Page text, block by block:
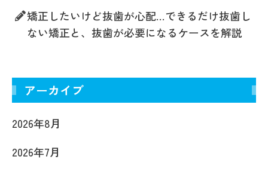
矯正したいけど抜歯が心配…できるだけ抜歯し
ない矯正と、抜歯が必要になるケースを解説
アーカイブ
2026年8月
2026年7月